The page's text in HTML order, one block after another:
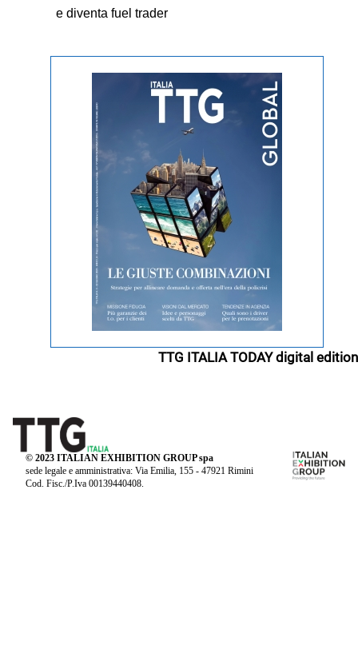
e diventa fuel trader
TTG ITALIA TODAY digital edition
© 2023 ITALIAN EXHIBITION GROUP spa
sede legale e amministrativa: Via Emilia, 155 - 47921 Rimini
Cod. Fisc./P.Iva 00139440408.